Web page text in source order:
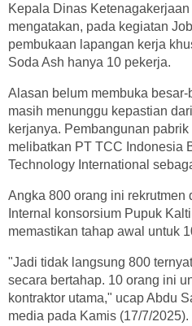
Kepala Dinas
mengatakan, pada kegiatan
pembukaan lapangan kerja
Soda Ash hanya 10 pekerja.
Alasan belum membuka
masih menunggu kepastian
kerjanya. Pembangunan
melibatkan PT TCC Indonesia
Technology International
Angka 800 orang ini rekrutmen
Internal konsorsium Pupuk
memastikan tahap awal untuk
"Jadi tidak langsung 800
secara bertahap. 10 orang ini
kontraktor utama," ucap Abdu
media pada Kamis (17/7/2025).